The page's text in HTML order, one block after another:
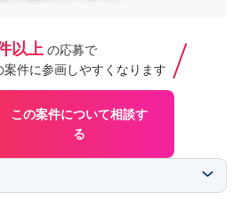
以上 の応募で
案件に参画しやすくなります
この案件について相談す
る